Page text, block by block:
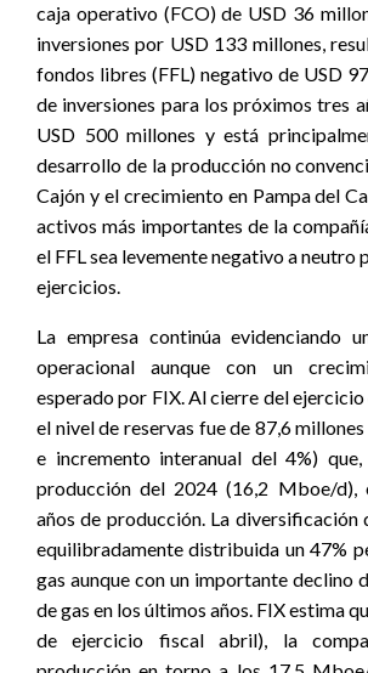
caja operativo (FCO) de USD 36
inversiones por USD 133 millones,
fondos libres (FFL) negativo de USD
de inversiones para los próximos tres
USD 500 millones y está
desarrollo de la producción no
Cajón y el crecimiento en Pampa del
activos más importantes de la
el FFL sea levemente negativo a neutro
ejercicios.
La empresa continúa evidenciando
operacional aunque con un
esperado por FIX. Al cierre del
el nivel de reservas fue de 87,6
e incremento interanual del 4%)
producción del 2024 (16,2 Mboe/d),
años de producción. La diversificación
equilibradamente distribuida un 47%
gas aunque con un importante declino
de gas en los últimos años. FIX estima
de ejercicio fiscal abril), la